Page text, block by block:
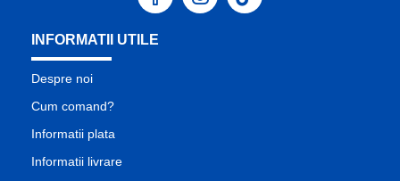
INFORMATII UTILE
Despre noi
Cum comand?
Informatii plata
Informatii livrare